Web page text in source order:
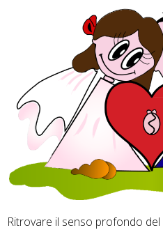
Ritrovare il senso profondo